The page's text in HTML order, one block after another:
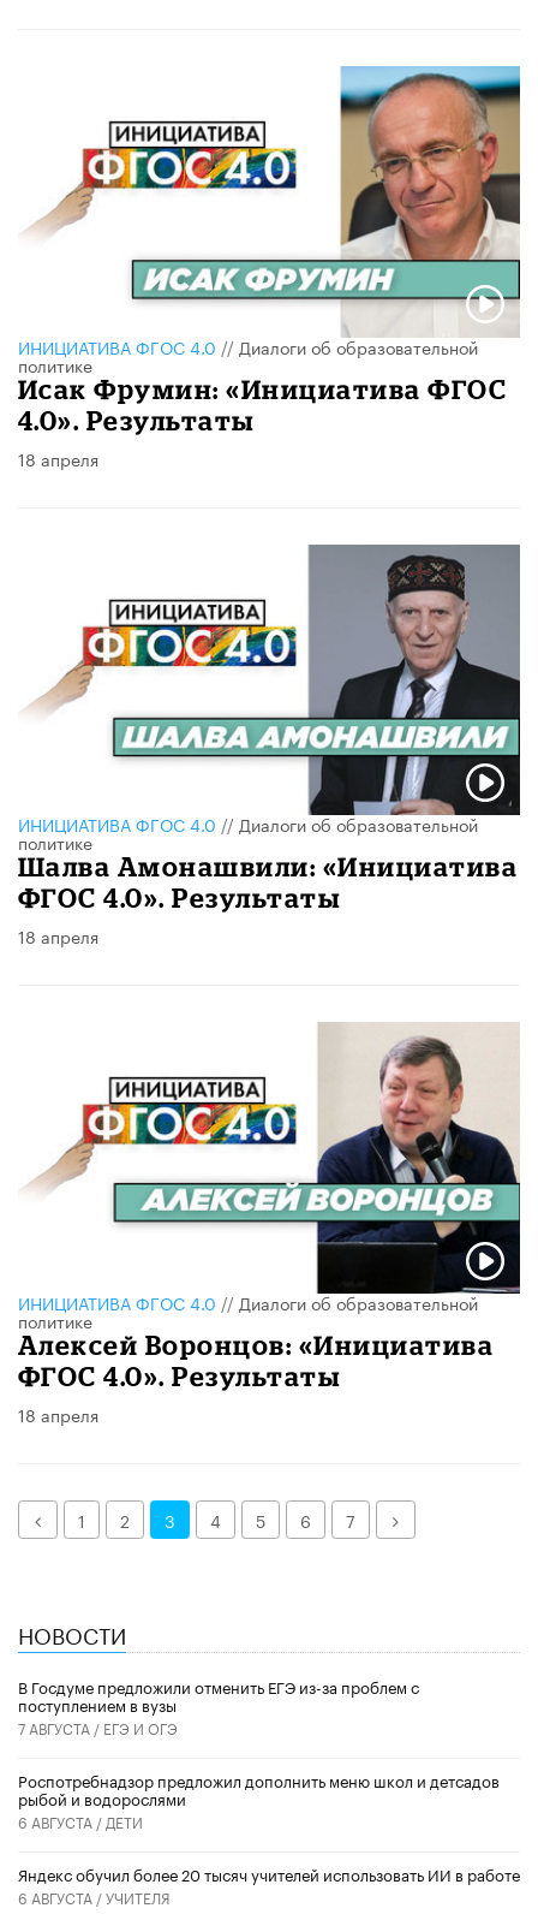
ИНИЦИАТИВА ФГОС 4.0 // Диалоги об образовательной
политике
Исак Фрумин: «Инициатива ФГОС
4.0». Результаты
18 апреля
ИНИЦИАТИВА ФГОС 4.0 // Диалоги об образовательной
политике
Шалва Амонашвили: «Инициатива
ФГОС 4.0». Результаты
18 апреля
ИНИЦИАТИВА ФГОС 4.0 // Диалоги об образовательной
политике
Алексей Воронцов: «Инициатива
ФГОС 4.0». Результаты
18 апреля
Назад1 2 3 4 5 6 7 Далее
НОВОСТИ
В Госдуме предложили отменить ЕГЭ из-за проблем с
поступлением в вузы
7 АВГУСТА / ЕГЭ И ОГЭ
Роспотребнадзор предложил дополнить меню школ и детсадов
рыбой и водорослями
6 АВГУСТА / ДЕТИ
​Яндекс обучил более 20 тысяч учителей использовать ИИ в работе
6 АВГУСТА /УЧИТЕЛЯ